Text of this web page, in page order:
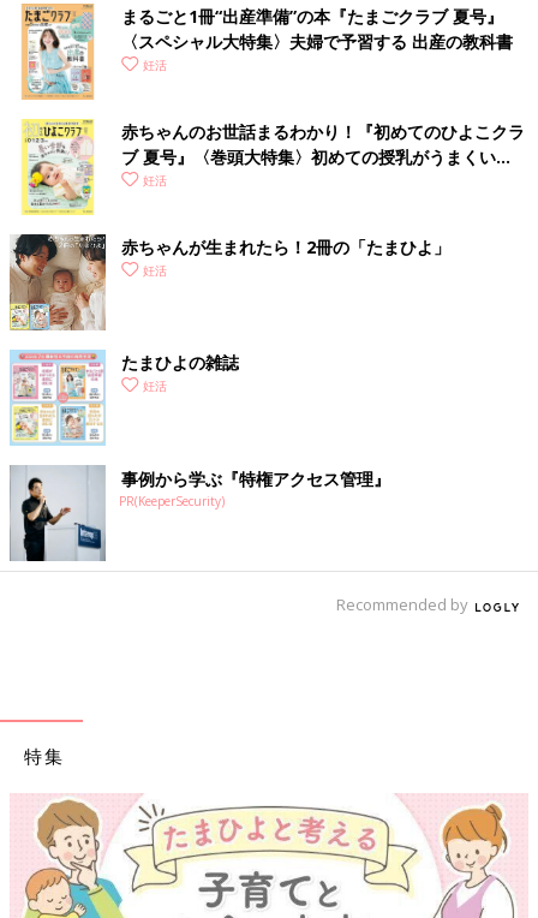
まるごと1冊“出産準備”の本『たまごクラブ 夏号』
〈スペシャル大特集〉夫婦で予習する 出産の教科書
妊活
赤ちゃんのお世話まるわかり！『初めてのひよこクラ
ブ 夏号』〈巻頭大特集〉初めての授乳がうまくい
く！ おっぱい・ミルクの基本と夏のトラブル 解決テ
妊活
赤ちゃんが生まれたら！2冊の「たまひよ」
妊活
たまひよの雑誌
妊活
事例から学ぶ『特権アクセス管理』
PR(KeeperSecurity)
Recommended by
特集